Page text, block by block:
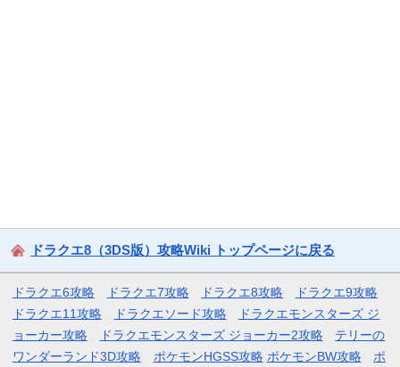
ドラクエ8（3DS版）攻略Wiki トップページに戻る
ドラクエ6攻略 ドラクエ7攻略 ドラクエ8攻略
ドラクエ9攻略
ドラクエ11攻略
ドラクエソード攻略
ドラクエモンスターズ ジ
ョーカー攻略
ドラクエモンスターズ ジョーカー2攻略
テリーの
ワンダーランド3D攻略
ポケモンHGSS攻略 ポケモンBW攻略 ポ